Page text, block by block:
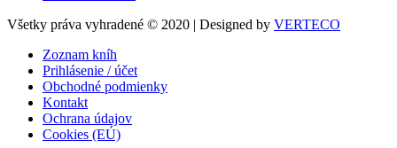
Všetky práva vyhradené © 2020 | Designed by VERTECO
Zoznam kníh
Prihlásenie / účet
Obchodné podmienky
Kontakt
Ochrana údajov
Cookies (EÚ)